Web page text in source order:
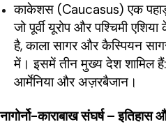
काकेशस (Caucasus) एक
जो पूर्वी यूरोप और पश्चिमी
है, काला सागर और कैस्पियन
में। इसमें तीन मुख्य देश शामिल हैं:
आर्मेनिया और अज़रबैजान।
नागोर्नो-काराबाख संघर्ष –